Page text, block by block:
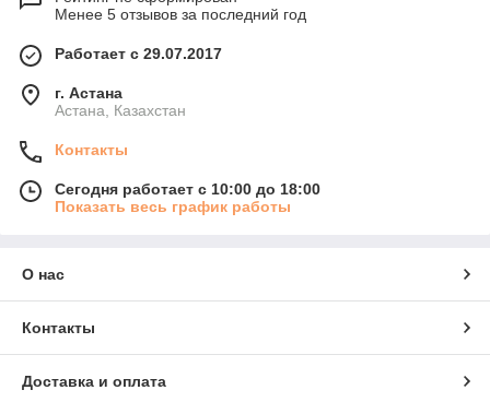
Менее 5 отзывов за последний год
Работает с 29.07.2017
г. Астана
Астана, Казахстан
Контакты
Сегодня работает с 10:00 до 18:00
Показать весь график работы
О нас
Контакты
Доставка и оплата